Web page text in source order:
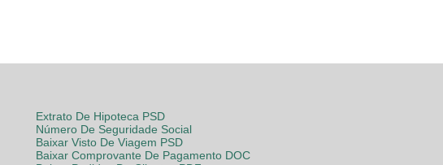
Extrato De Hipoteca PSD
Número De Seguridade Social
Baixar Visto De Viagem PSD
Baixar Comprovante De Pagamento DOC